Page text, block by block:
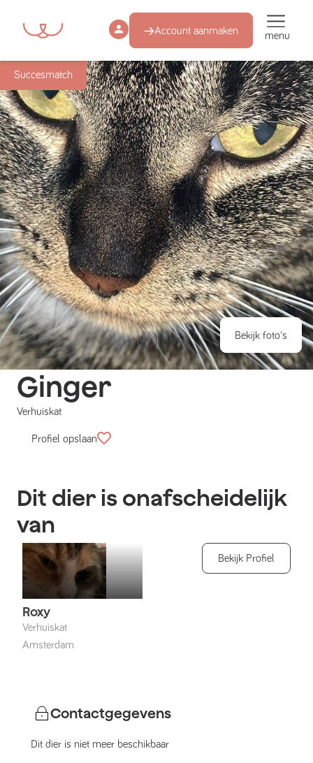
Account aanmaken menu
Succesmatch
Bekijk foto's
Ginger
Verhuiskat
Profiel opslaan
Dit dier is onafscheidelijk
van
Roxy
Verhuiskat
Amsterdam
Bekijk Profiel
Contactgegevens
Dit dier is niet meer beschikbaar